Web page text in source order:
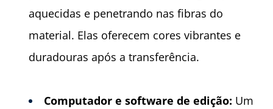
aquecidas e penetrando nas fibras do
material. Elas oferecem cores vibrantes e
duradouras após a transferência.
Computador e software de edição: Um